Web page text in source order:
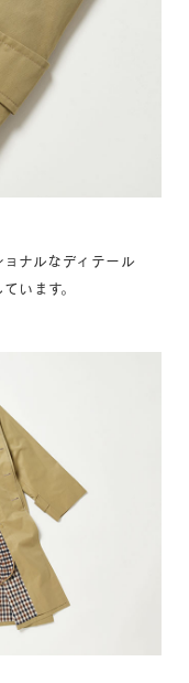
ナルなディテール
います。